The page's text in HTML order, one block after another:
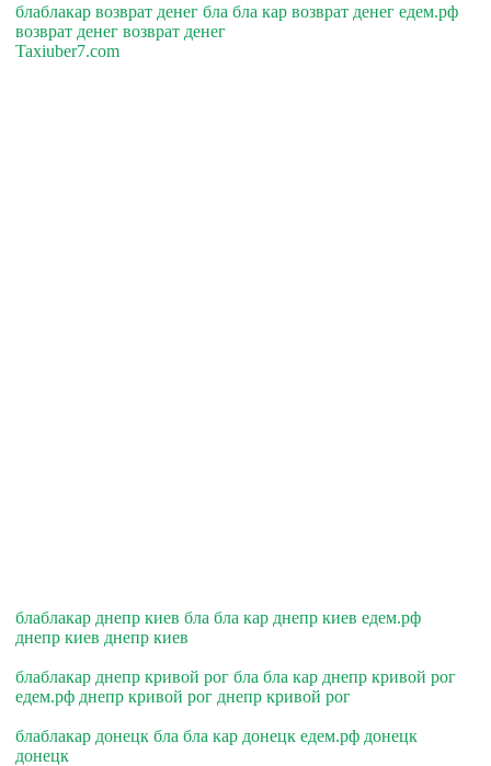
блаблакар возврат денег бла бла кар возврат денег едем.рф
возврат денег возврат денег
Taxiuber7.com
блаблакар днепр киев бла бла кар днепр киев едем.рф
днепр киев днепр киев
блаблакар днепр кривой рог бла бла кар днепр кривой рог
едем.рф днепр кривой рог днепр кривой рог
блаблакар донецк бла бла кар донецк едем.рф донецк
донецк